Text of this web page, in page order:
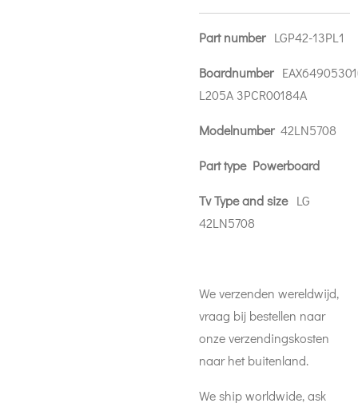
Part number LGP42-13PL1
Boardnumber
L205A 3PCR00184A
Modelnumber 42LN5708
Part type Powerboard
Tv Type and size LG
42LN5708
We verzenden wereldwijd,
vraag bij bestellen naar
onze verzendingskosten
naar het buitenland.
We ship worldwide, ask